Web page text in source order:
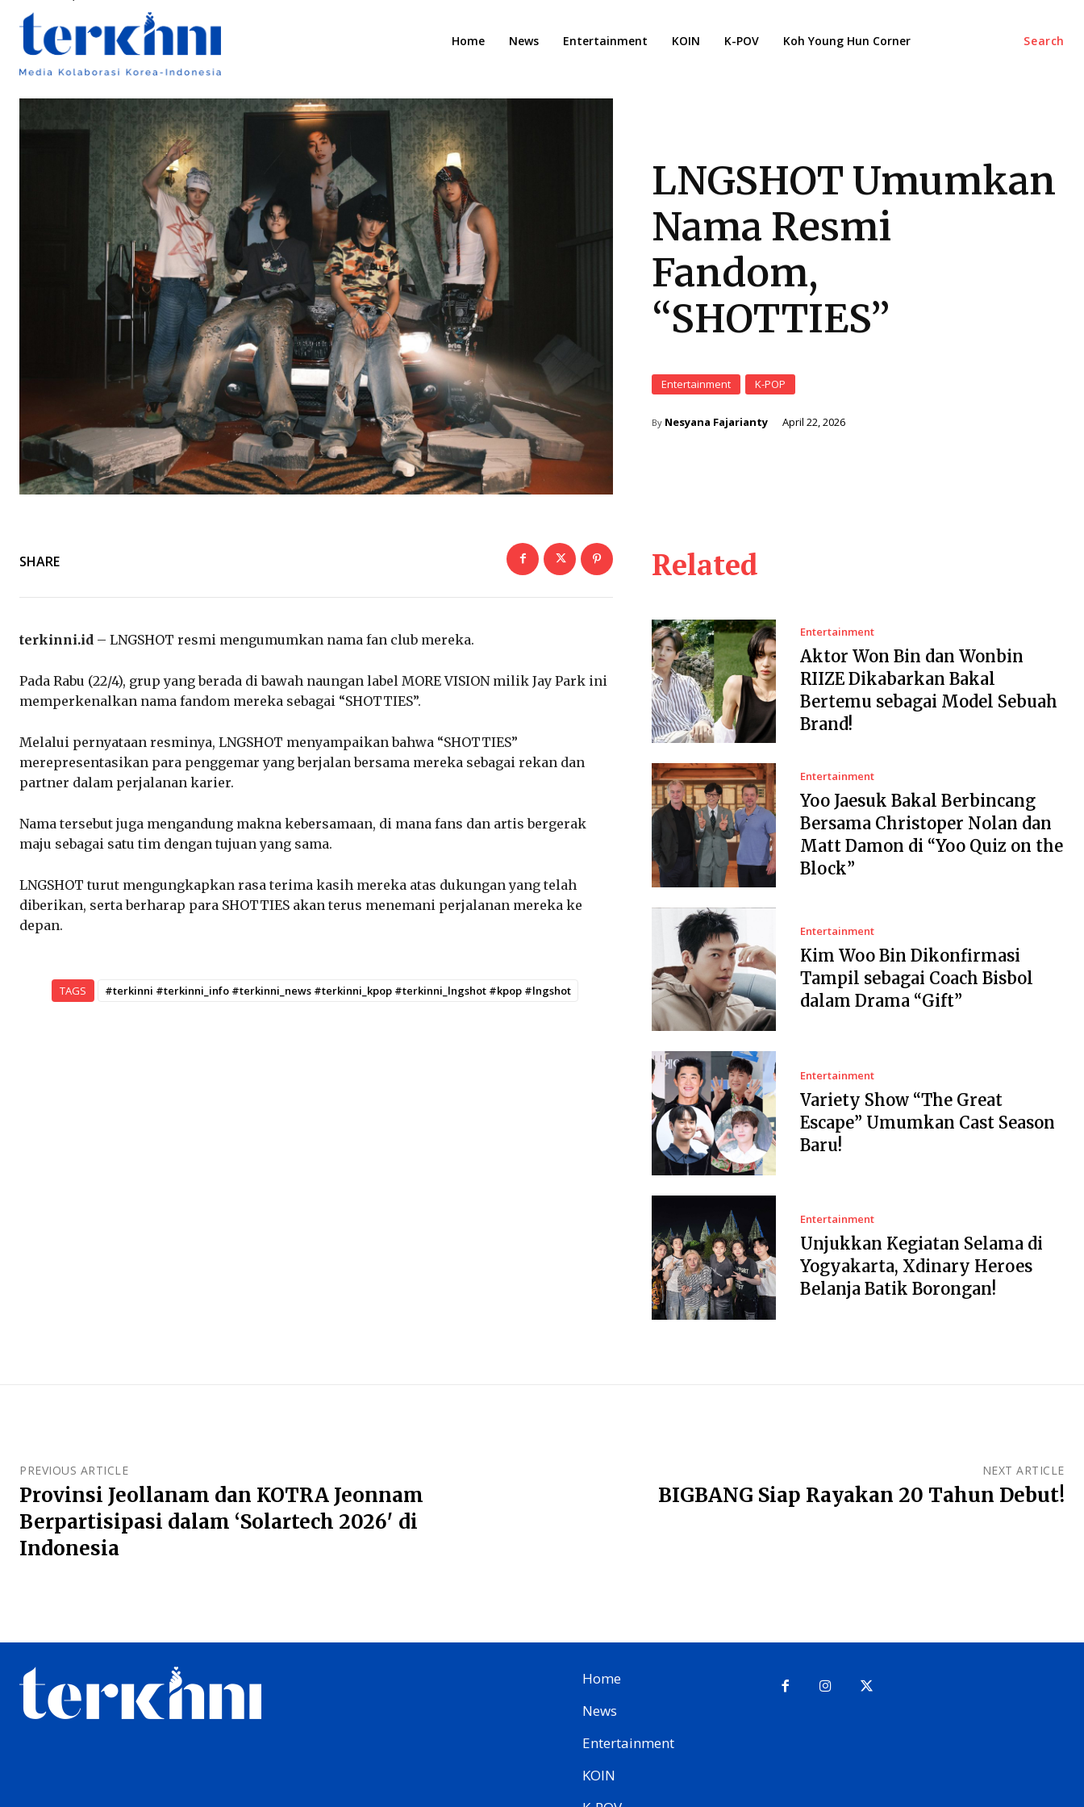
Search
Home News Entertainment KOIN K-POV Koh Young Hun Corner
LNGSHOT Umumkan
Nama Resmi
Fandom,
“SHOTTIES”
Entertainment K-POP
By Nesyana Fajarianty April 22, 2026
SHARE
terkinni.id – LNGSHOT resmi mengumumkan nama fan club mereka.
Pada Rabu (22/4), grup yang berada di bawah naungan label MORE VISION milik Jay Park ini
memperkenalkan nama fandom mereka sebagai “SHOTTIES”.
Melalui pernyataan resminya, LNGSHOT menyampaikan bahwa “SHOTTIES”
merepresentasikan para penggemar yang berjalan bersama mereka sebagai rekan dan
partner dalam perjalanan karier.
Nama tersebut juga mengandung makna kebersamaan, di mana fans dan artis bergerak
maju sebagai satu tim dengan tujuan yang sama.
LNGSHOT turut mengungkapkan rasa terima kasih mereka atas dukungan yang telah
diberikan, serta berharap para SHOTTIES akan terus menemani perjalanan mereka ke
depan.
TAGS #terkinni #terkinni_info #terkinni_news #terkinni_kpop #terkinni_lngshot #kpop #lngshot
Related
Entertainment
Aktor Won Bin dan Wonbin
RIIZE Dikabarkan Bakal
Bertemu sebagai Model Sebuah
Brand!
Entertainment
Yoo Jaesuk Bakal Berbincang
Bersama Christoper Nolan dan
Matt Damon di “Yoo Quiz on the
Block”
Entertainment
Kim Woo Bin Dikonfirmasi
Tampil sebagai Coach Bisbol
dalam Drama “Gift”
Entertainment
Variety Show “The Great
Escape” Umumkan Cast Season
Baru!
Entertainment
Unjukkan Kegiatan Selama di
Yogyakarta, Xdinary Heroes
Belanja Batik Borongan!
PREVIOUS ARTICLE
Provinsi Jeollanam dan KOTRA Jeonnam
Berpartisipasi dalam ‘Solartech 2026′ di
Indonesia
NEXT ARTICLE
BIGBANG Siap Rayakan 20 Tahun Debut!
Home
News
Entertainment
KOIN